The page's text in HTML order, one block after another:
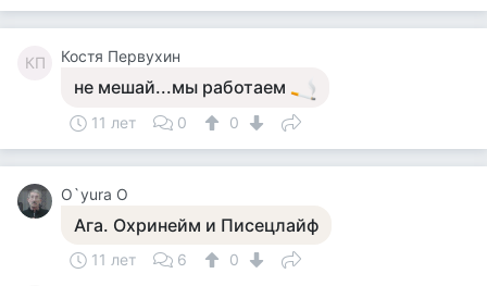
КП Костя Первухин
не мешай...мы работаем
11 лет 0 0
O`yura O
Ага. Охринейм и Писецлайф
11 лет 6
0